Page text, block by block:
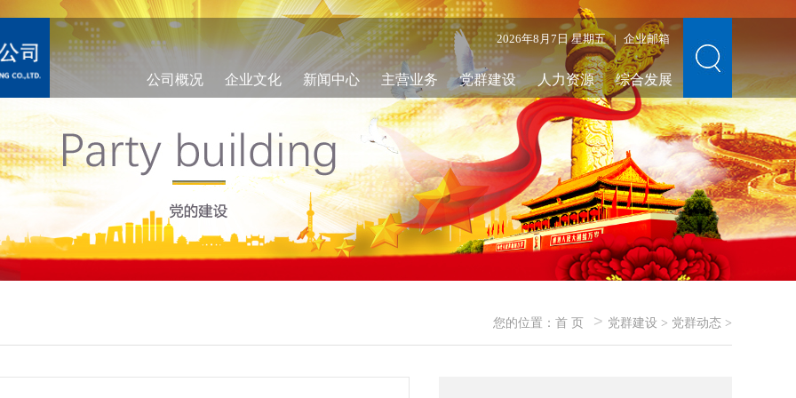
2026年8月7日 星期五 | 企业邮箱
公司概况 企业文化 新闻中心 主营业务 党群建设 人力资源 综合发展
您的位置： 首 页 > 党群建设 > 党群动态 >